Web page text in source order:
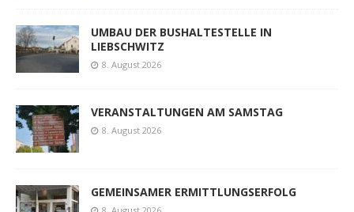
UMBAU DER BUSHALTESTELLE IN
LIEBSCHWITZ
8. August 2026
VERANSTALTUNGEN AM SAMSTAG
8. August 2026
GEMEINSAMER ERMITTLUNGSERFOLG